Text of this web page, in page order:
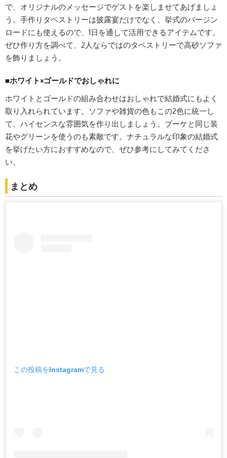
で、オリジナルのメッセージでゲストを楽しませてあげましょ
う。手作りタペストリーは披露宴だけでなく、挙式のバージン
ロードにも使えるので、1日を通して活用できるアイテムです。
ぜひ作り方を調べて、2人ならではのタペストリーで高砂ソファ
を飾りましょう。
■ホワイト×ゴールドでおしゃれに
ホワイトとゴールドの組み合わせはおしゃれで結婚式にもよく
取り入れられています。ソファや雑貨の色もこの2色に統一し
て、ハイセンスな雰囲気を作り出しましょう。ブーケと同じ装
花やグリーンを使うのも素敵です。ナチュラルな印象の結婚式
を挙げたい方におすすめなので、ぜひ参考にしてみてくださ
い。
まとめ
この投稿をInstagramで見る